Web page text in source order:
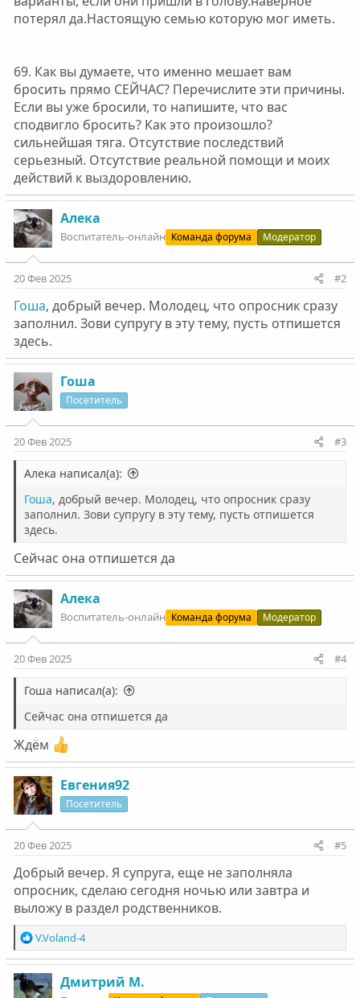
потерял да.Настоящую семью которую мог иметь.
69. Как вы думаете, что именно мешает вам
бросить прямо СЕЙЧАС? Перечислите эти причины.
Если вы уже бросили, то напишите, что вас
сподвигло бросить? Как это произошло?
сильнейшая тяга. Отсутствие последствий
серьезный. Отсутствие реальной помощи и моих
действий к выздоровлению.
Алека
Воспитатель-онлайн Команда форума Модератор
20 Фев 2025 #2
Гоша, добрый вечер. Молодец, что опросник сразу
заполнил. Зови супругу в эту тему, пусть отпишется
здесь.
Гоша
Посетитель
20 Фев 2025 #3
Алека написал(а):
Гоша, добрый вечер. Молодец, что опросник сразу
заполнил. Зови супругу в эту тему, пусть отпишется
здесь.
Сейчас она отпишется да
Алека
Воспитатель-онлайн Команда форума Модератор
20 Фев 2025 #4
Гоша написал(а):
Сейчас она отпишется да
Ждём
Евгения92
Посетитель
20 Фев 2025 #5
Добрый вечер. Я супруга, еще не заполняла
опросник, сделаю сегодня ночью или завтра и
выложу в раздел родственников.
Р
е
а
к
ц
V.Voland-4
Дмитрий М.